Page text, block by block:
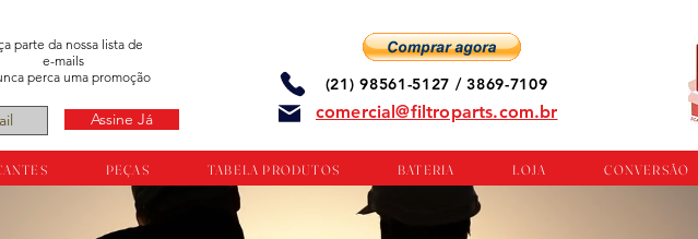
parte da nossa lista de
e-mails
perca uma promoção
Assine Já
(21) 98561-5127 / 3869-7109
comercial@filtroparts.com.br
PEÇAS TABELA PRODUTOS BATERIA LOJA CONVERSÃO